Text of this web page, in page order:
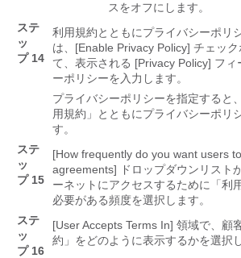
スをオフにします。
ステ
ッ
プ 14
利用規約とともにプライバシーポリ
は、[Enable Privacy Policy] チェッ
て、表示される [Privacy Policy] フィ
ーポリシーを入力します。
プライバシーポリシーを指定すると
用規約」とともにプライバシーポリ
す。
ステ
ッ
プ 15
[How frequently do you want users
agreements] ドロップダウンリスト
ーネットにアクセスするために「利
必要がある頻度を選択します。
ステ
ッ
プ 16
[User Accepts Terms In] 領域で、顧
約」をどのように表示するかを選択